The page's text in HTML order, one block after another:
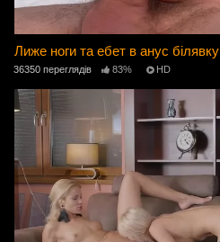
Лиже ноги та ебет в анус білявку
36350 переглядів 83% HD